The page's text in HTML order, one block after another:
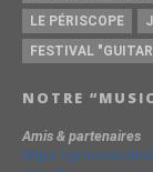
LE PÉRISCOPE
FESTIVAL
NOTRE
Amis & partenaires
https://